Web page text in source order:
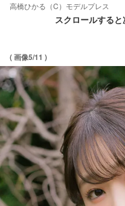
高橋ひかる（C）モデルプレス
スクロールする
( 画像5/11 )